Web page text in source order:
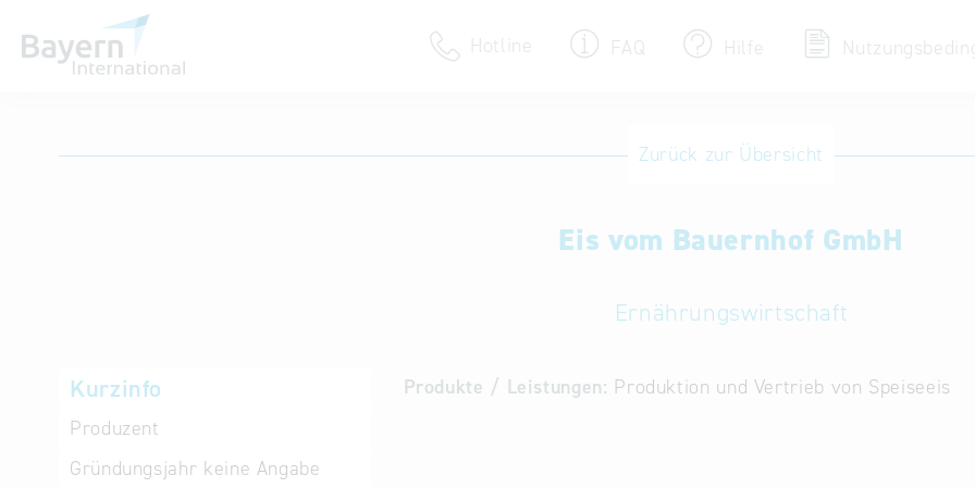
Hotline FAQ Hilfe
Eintrag ändern / löschen
Aktualisieren Sie Ihren bestehenden Eintrag
Internationale Datenbanken
der Slowakei
Zurück zur Übersicht
Eis vom Bauernhof GmbH
Ernährungswirtschaft
Kurzinfo
Produzent
Gründungsjahr keine Angabe
Produkte / Leistungen: Produktion und Vertrieb von Speiseeis